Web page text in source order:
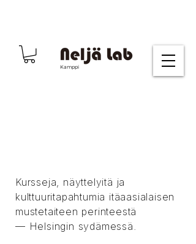
Kamppi
Kursseja, näyttelyitä ja
kulttuuritapahtumia itäaasialaisen
mustetaiteen perinteestä
— Helsingin sydämessä.